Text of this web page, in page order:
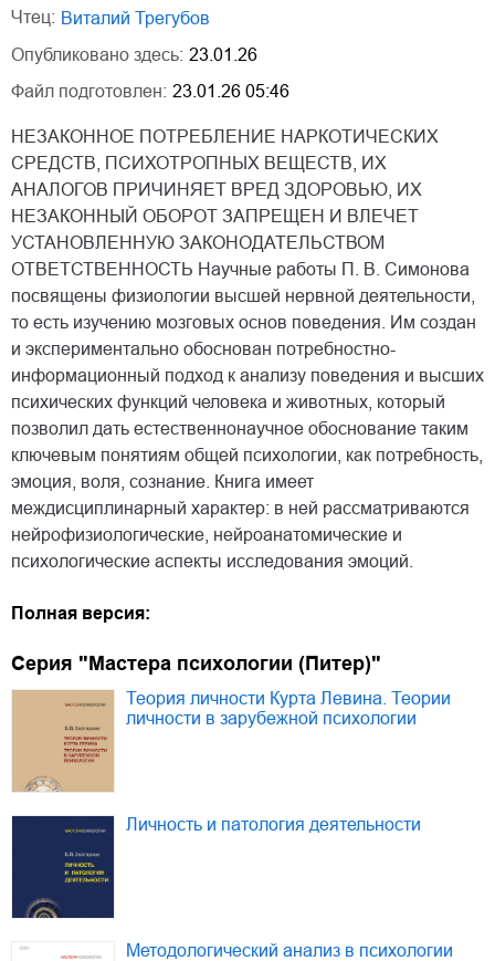
Чтец:
Виталий Трегубов
Опубликовано здесь: 23.01.26
Файл подготовлен: 23.01.26 05:46
НЕЗАКОННОЕ ПОТРЕБЛЕНИЕ НАРКОТИЧЕСКИХ
СРЕДСТВ, ПСИХОТРОПНЫХ ВЕЩЕСТВ, ИХ
АНАЛОГОВ ПРИЧИНЯЕТ ВРЕД ЗДОРОВЬЮ, ИХ
НЕЗАКОННЫЙ ОБОРОТ ЗАПРЕЩЕН И ВЛЕЧЕТ
УСТАНОВЛЕННУЮ ЗАКОНОДАТЕЛЬСТВОМ
ОТВЕТСТВЕННОСТЬ Научные работы П. В. Симонова
посвящены физиологии высшей нервной деятельности,
то есть изучению мозговых основ поведения. Им создан
и экспериментально обоснован потребностно-
информационный подход к анализу поведения и высших
психических функций человека и животных, который
позволил дать естественнонаучное обоснование таким
ключевым понятиям общей психологии, как потребность,
эмоция, воля, сознание. Книга имеет
междисциплинарный характер: в ней рассматриваются
нейрофизиологические, нейроанатомические и
психологические аспекты исследования эмоций.
Полная версия:
Серия "Мастера психологии (Питер)"
Теория личности Курта Левина. Теории
личности в зарубежной психологии
Личность и патология деятельности
Методологический анализ в психологии